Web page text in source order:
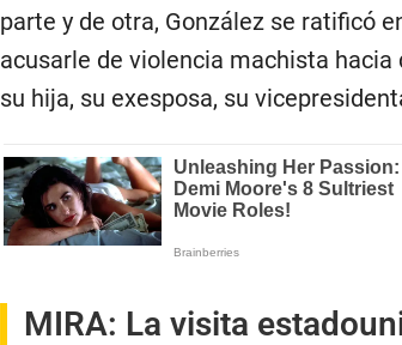
parte y de otra, González se ratificó
acusarle de violencia machista
su hija, su exesposa, su
MIRA: La visita